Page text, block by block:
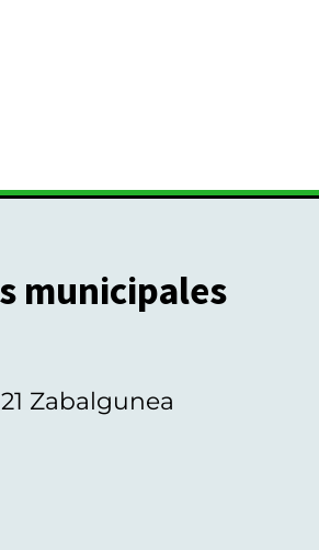
municipales
Zabalgunea